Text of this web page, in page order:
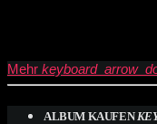
Mehr
ALBUM KAUFEN